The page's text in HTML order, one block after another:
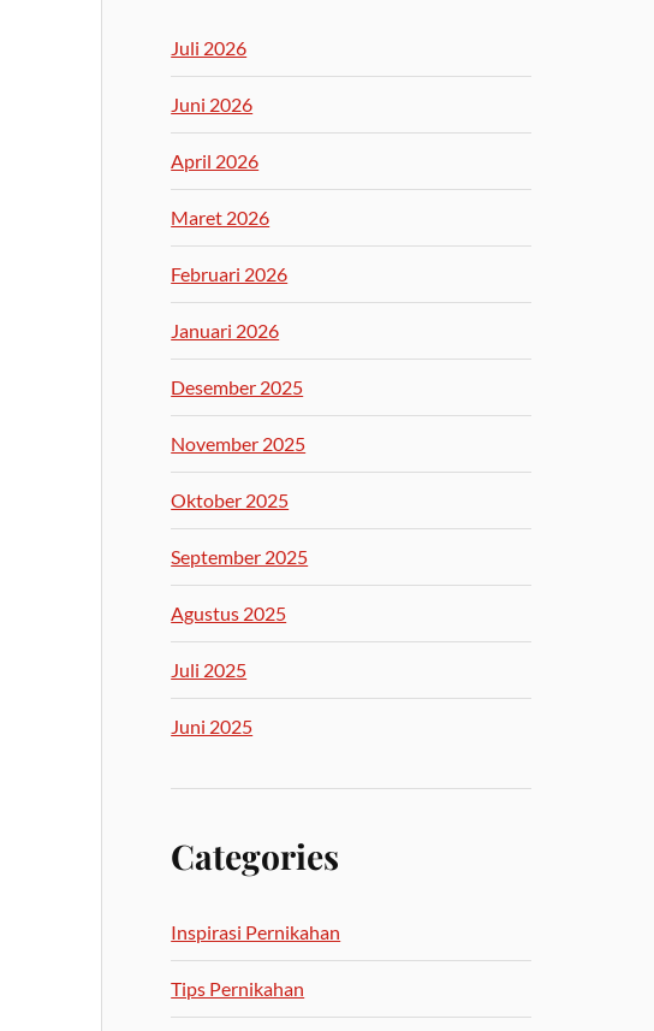
Juli 2026
Juni 2026
April 2026
Maret 2026
Februari 2026
Januari 2026
Desember 2025
November 2025
Oktober 2025
September 2025
Agustus 2025
Juli 2025
Juni 2025
Categories
Inspirasi Pernikahan
Tips Pernikahan